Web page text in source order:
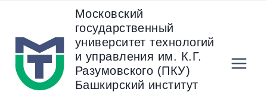
содержанию
Московский
государственный
университет технологий
и управления им. К.Г.
Разумовского (ПКУ)
Башкирский институт